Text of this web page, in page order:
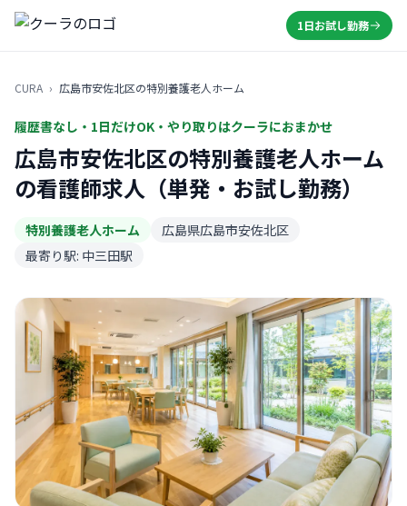
1日お試し勤務
CURA › 広島市安佐北区の特別養護老人ホーム
履歴書なし・1日だけOK・やり取りはクーラにおまかせ
広島市安佐北区の特別養護老人ホーム
の看護師求人（単発・お試し勤務）
特別養護老人ホーム
広島県広島市安佐北区
最寄り駅: 中三田駅